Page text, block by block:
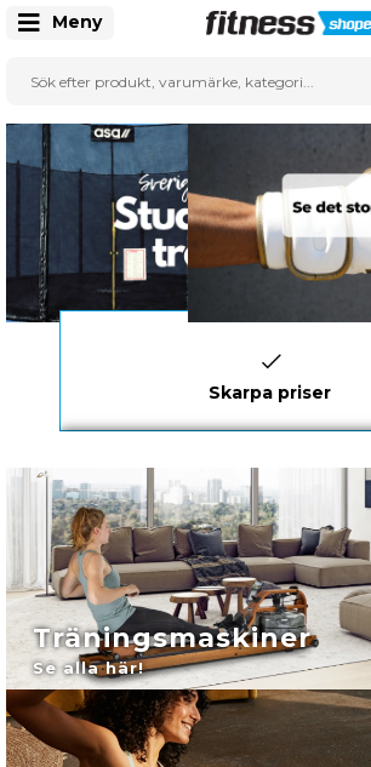
Meny
90 dagars öppet köp
Skarpa priser
0771 146 146
10.00-12.00
13.00-15.30
Träningsmaskiner
Se alla här!